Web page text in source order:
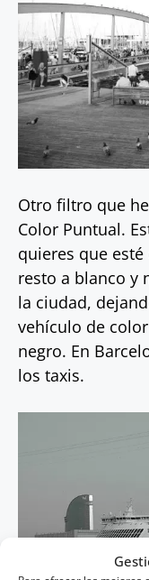
Otro filtro que
Color Puntual.
quieres que
resto a blanco y
la ciudad,
vehículo de
negro. En
los taxis.